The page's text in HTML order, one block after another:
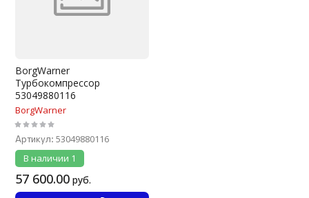
BorgWarner
Турбокомпрессор
53049880116
BorgWarner
Артикул: 53049880116
В наличии 1
57 600.00 руб.